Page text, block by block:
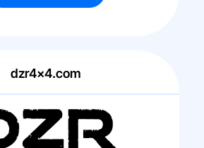
dzr4x4.com